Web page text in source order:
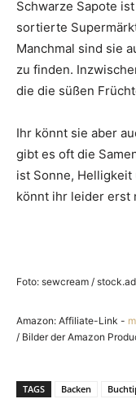
Schwarze Sapote
sortierte
Manchmal sind sie
zu finden.
die die süßen
Ihr könnt sie aber
gibt es oft die
ist Sonne, Helligkeit
könnt ihr leider erst
Foto: sewcream /
Amazon: Affiliate-Link -
/ Bilder der Amazon
TAGS Backen